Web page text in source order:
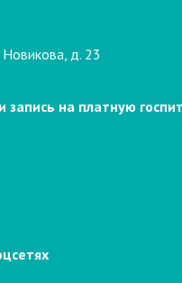
д. 23
на платную